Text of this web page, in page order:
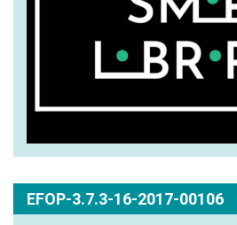
EFOP-3.7.3-16-2017-00106